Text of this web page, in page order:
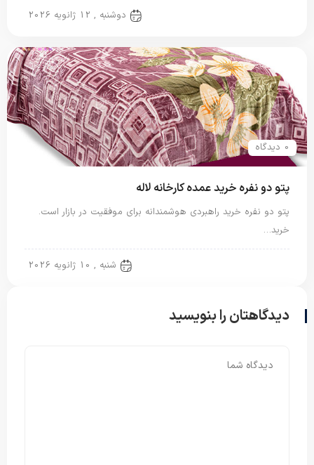
دوشنبه , 12 ژانویه 2026
0 دیدگاه
پتو دو نفره خرید عمده کارخانه لاله
پتو دو نفره خرید راهبردی هوشمندانه برای موفقیت در بازار است.
خرید…
شنبه , 10 ژانویه 2026
دیدگاهتان را بنویسید